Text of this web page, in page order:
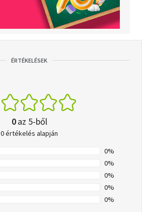
ÉRTÉKELÉSEK
0az 5-ből
0 értékelés alapján
0%
0%
0%
0%
0%